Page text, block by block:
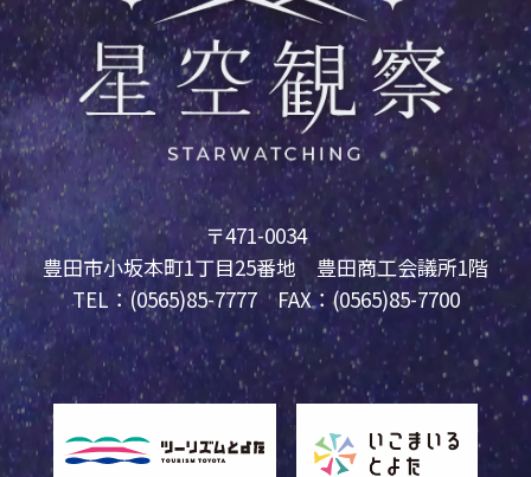
〒471-0034
豊田市小坂本町1丁目25番地 豊田商工会議所1階
TEL：(0565)85-7777 FAX：(0565)85-7700